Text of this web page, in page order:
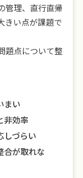
管理、直行直帰
きい点が課題で
題点について整
まい
非効率
しづらい
合が取れな